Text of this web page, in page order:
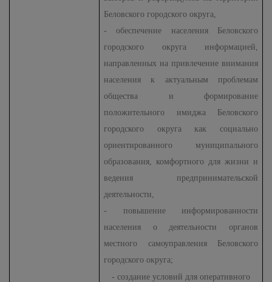
Беловского городского округа,
- обеспечение населения Беловского
городского округа информацией,
направленных на привлечение внимания
населения к актуальным проблемам
общества и формирование
положительного имиджа Беловского
городского округа как социально
ориентированного муниципального
образования, комфортного для жизни и
ведения предпринимательской
деятельности,
- повышение информированности
населения о деятельности органов
местного самоуправления Беловского
городского округа;
- создание условий для оперативного